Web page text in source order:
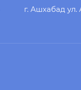
г. Ашхабад